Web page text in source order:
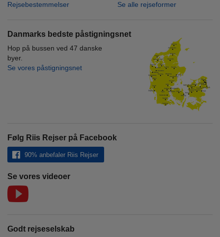
Rejsebestemmelser
Se alle rejseformer
Danmarks bedste påstigningsnet
Hop på bussen ved 47 danske
byer.
Se vores påstigningsnet
Følg Riis Rejser på Facebook
90% anbefaler Riis Rejser
Se vores videoer
Godt rejseselskab